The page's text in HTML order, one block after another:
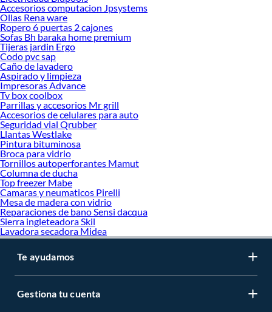
oferta de marcas prestigiosas y reconocidas en Esmeril angular. De esta manera,
inviertes en durabilidad, rendimiento, excelencia y satisfacción garantizada.
Accesorios computacion Jpsystems
Ollas Rena ware
Ropero 6 puertas 2 cajones
Sofas Bh baraka home premium
Tijeras jardin Ergo
Codo pvc sap
Caño de lavadero
Aspirado y limpieza
Impresoras Advance
Tv box coolbox
Parrillas y accesorios Mr grill
Accesorios de celulares para auto
Seguridad vial Qrubber
Llantas Westlake
Pintura bituminosa
Broca para vidrio
Tornillos autoperforantes Mamut
Columna de ducha
Top freezer Mabe
Camaras y neumaticos Pirelli
Mesa de madera con vidrio
Reparaciones de bano Sensi dacqua
Sierra ingleteadora Skil
Lavadora secadora Midea
Te ayudamos
Gestiona tu cuenta